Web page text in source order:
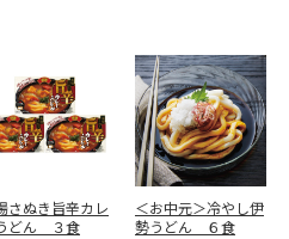
さぬき旨辛カレ
どん ３食
＜お中元＞冷やし伊
勢うどん ６食